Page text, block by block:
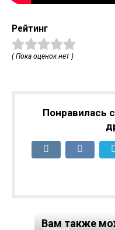
Рейтинг
( Пока оценок нет )
Понравилась
Вам также